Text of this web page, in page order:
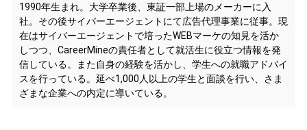
1990年生まれ。大学卒業後、東証一部上場のメーカーに入
社。その後サイバーエージェントにて広告代理事業に従事。現
在はサイバーエージェントで培ったWEBマーケの知見を活か
しつつ、CareerMineの責任者として就活生に役立つ情報を発
信している。また自身の経験を活かし、学生への就職アドバイ
スを行っている。延べ1,000人以上の学生と面談を行い、さま
ざまな企業への内定に導いている。